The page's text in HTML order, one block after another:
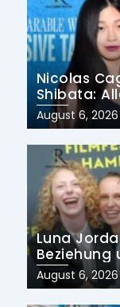
Nicolas
Shibata:
und
Posted
on
August 6, 2026
Luna
Beziehung
Posted
on
August 6, 2026